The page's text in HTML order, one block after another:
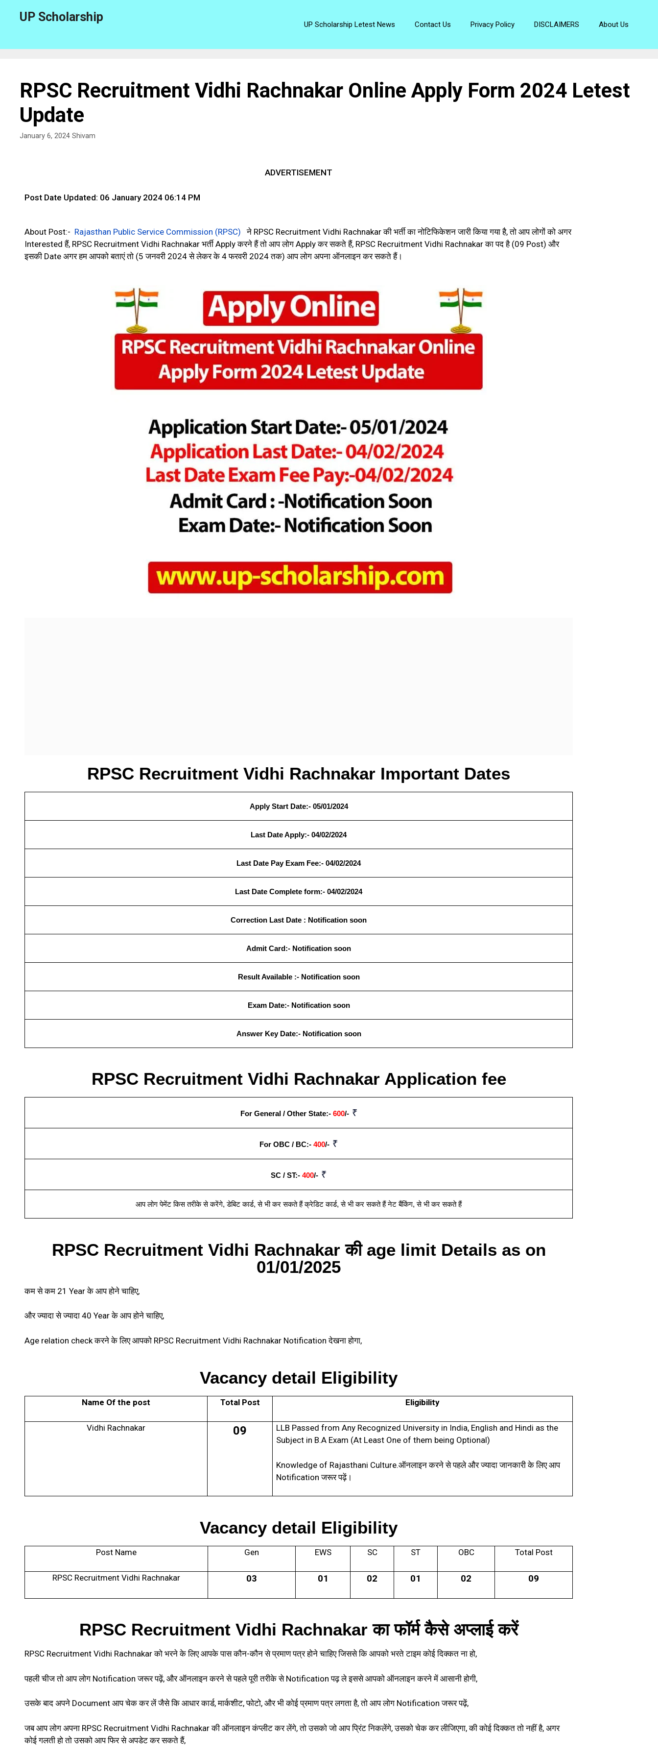
UP Scholarship
UP Scholarship Letest News Contact Us Privacy Policy DISCLAIMERS About Us
RPSC Recruitment Vidhi Rachnakar Online Apply Form 2024 Letest
Update
January 6, 2024 Shivam
ADVERTISEMENT
Post Date Updated: 06 January 2024 06:14 PM
About Post:- Rajasthan Public Service Commission (RPSC)
ने RPSC Recruitment Vidhi Rachnakar की भर्ती का नोटिफिकेशन जारी किया गया है, तो आप लोगों को अगर
Interested हैं, RPSC Recruitment Vidhi Rachnakar भर्ती Apply करने हैं तो आप लोग Apply कर सकते हैं, RPSC Recruitment Vidhi Rachnakar का पद है (09 Post) और
इसकी Date अगर हम आपको बताएं तो (5 जनवरी 2024 से लेकर के 4 फरवरी 2024 तक) आप लोग अपना ऑनलाइन कर सकते हैं।
RPSC Recruitment Vidhi Rachnakar Important Dates
Apply Start Date:- 05/01/2024
Last Date Apply:- 04/02/2024
Last Date Pay Exam Fee:- 04/02/2024
Last Date Complete form:- 04/02/2024
Correction Last Date : Notification soon
Admit Card:- Notification soon
ResultAvailable:- Notification soon
Exam Date:- Notification soon
Answer Key Date:- Notification soon
RPSC Recruitment Vidhi Rachnakar Application fee
For General / Other State:- 600/-₹
For OBC / BC:- 400/- ₹
SC / ST:- 400/- ₹
आप लोग पेमेंट किस तरीके से करेंगे,डेबिट कार्ड,से भी कर सकते हैं क्रेडिट कार्ड,से भी कर सकते हैं नेट बैंकिंग,से भी कर सकते हैं
RPSC Recruitment Vidhi Rachnakar की age limit Details as on
01/01/2025
कम से कम 21 Year के आप होने चाहिए,
और ज्यादा से ज्यादा 40 Year के आप होने चाहिए,
Age relation check करने के लिए आपको RPSC Recruitment Vidhi Rachnakar Notification देखना होगा,
Vacancy detail Eligibility
Name Of the post Total Post Eligibility
Vidhi Rachnakar 09
LLB Passed from Any Recognized University in India, English and Hindi as the
Subject in B.A Exam (At Least One of them being Optional)
Knowledge of Rajasthani Culture.ऑनलाइन करने से पहले और ज्यादा जानकारी के लिए आप
Notificationजरूर पढ़ें।
Vacancy detail Eligibility
Post Name Gen EWS SC ST OBC Total Post
RPSC Recruitment Vidhi Rachnakar 03 01 02 01 02 09
RPSC Recruitment Vidhi Rachnakar का फॉर्म कैसे अप्लाई करें
RPSC Recruitment Vidhi Rachnakar को भरने के लिए आपके पास कौन-कौन से प्रमाण पत्र होने चाहिए जिससे कि आपको भरते टाइम कोई दिक्कत ना हो,
पहली चीज तो आप लोग Notification जरूर पढ़ें, और ऑनलाइन करने से पहले पूरी तरीके से Notification पढ़ ले इससे आपको ऑनलाइन करने में आसानी होगी,
उसके बाद अपने Document आप चेक कर लें जैसे कि आधार कार्ड, मार्कशीट, फोटो, और भी कोई प्रमाण पत्र लगता है, तो आप लोग Notification जरूर पढ़ें,
जब आप लोग अपना RPSC Recruitment Vidhi Rachnakar की ऑनलाइन कंप्लीट कर लेंगे, तो उसको जो आप प्रिंट निकलेंगे, उसको चेक कर लीजिएगा, की कोई दिक्कत तो नहीं है, अगर
कोई गलती हो तो उसको आप फिर से अपडेट कर सकते हैं,